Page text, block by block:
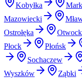
Kobyłka
Mazowiecki
Ostrołęka
Otwock
Płock
Płońsk
Sochaczew
Wyszków
Ząbki